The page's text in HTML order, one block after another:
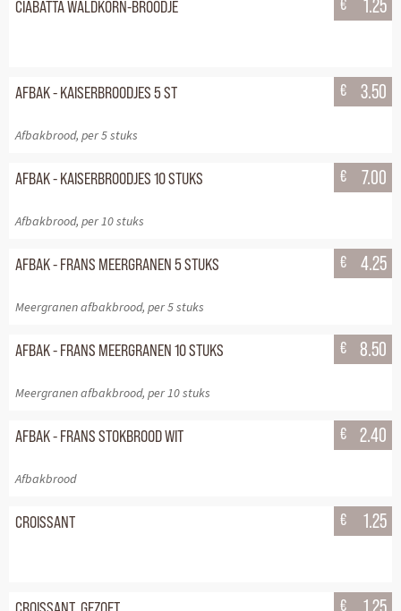
CIABATTA WALDKORN-BROODJE € 1.25
AFBAK - KAISERBROODJES 5 ST
Afbakbrood, per 5 stuks
€ 3.50
AFBAK - KAISERBROODJES 10 STUKS
Afbakbrood, per 10 stuks
€ 7.00
AFBAK - FRANS MEERGRANEN 5 STUKS
Meergranen afbakbrood, per 5 stuks
€ 4.25
AFBAK - FRANS MEERGRANEN 10 STUKS
Meergranen afbakbrood, per 10 stuks
€ 8.50
AFBAK - FRANS STOKBROOD WIT
Afbakbrood
€ 2.40
CROISSANT € 1.25
€